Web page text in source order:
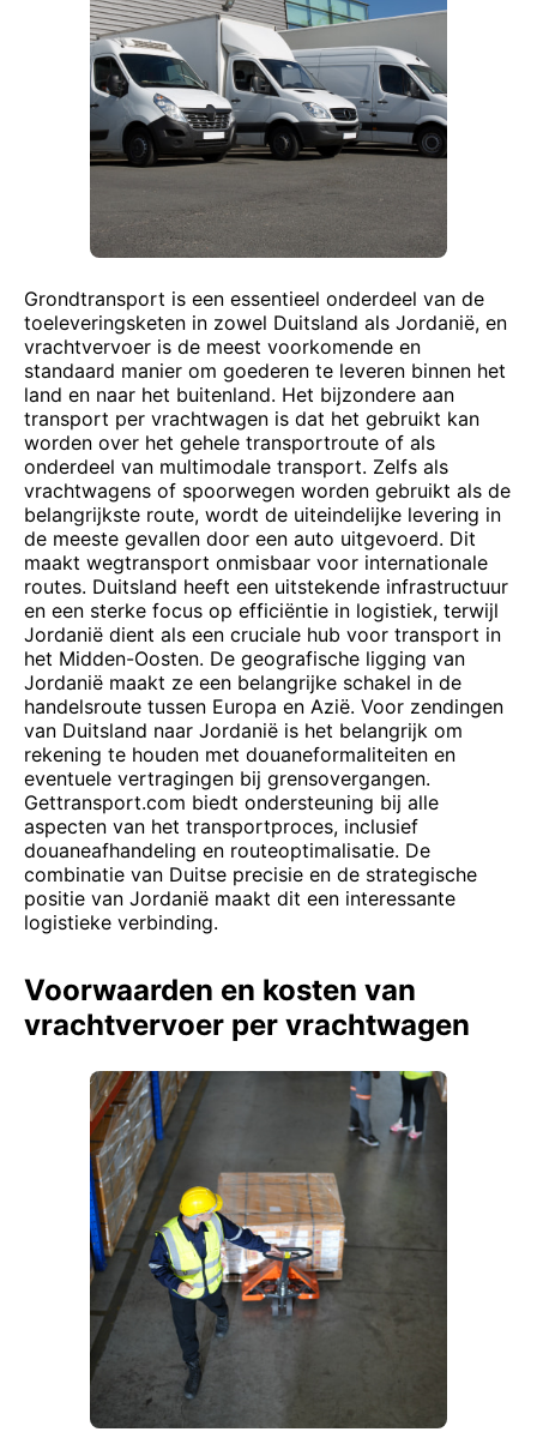
Grondtransport is een essentieel onderdeel van de
toeleveringsketen in zowel Duitsland als Jordanië, en
vrachtvervoer is de meest voorkomende en
standaard manier om goederen te leveren binnen het
land en naar het buitenland. Het bijzondere aan
transport per vrachtwagen is dat het gebruikt kan
worden over het gehele transportroute of als
onderdeel van multimodale transport. Zelfs als
vrachtwagens of spoorwegen worden gebruikt als de
belangrijkste route, wordt de uiteindelijke levering in
de meeste gevallen door een auto uitgevoerd. Dit
maakt wegtransport onmisbaar voor internationale
routes. Duitsland heeft een uitstekende infrastructuur
en een sterke focus op efficiëntie in logistiek, terwijl
Jordanië dient als een cruciale hub voor transport in
het Midden-Oosten. De geografische ligging van
Jordanië maakt ze een belangrijke schakel in de
handelsroute tussen Europa en Azië. Voor zendingen
van Duitsland naar Jordanië is het belangrijk om
rekening te houden met douaneformaliteiten en
eventuele vertragingen bij grensovergangen.
Gettransport.com biedt ondersteuning bij alle
aspecten van het transportproces, inclusief
douaneafhandeling en routeoptimalisatie. De
combinatie van Duitse precisie en de strategische
positie van Jordanië maakt dit een interessante
logistieke verbinding.
Voorwaarden en kosten van
vrachtvervoer per vrachtwagen